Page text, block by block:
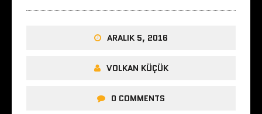
ARALIK 5, 2016
VOLKAN KÜÇÜK
0 COMMENTS